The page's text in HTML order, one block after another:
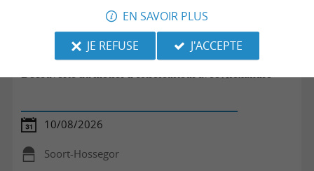
Découverte du métier d'ostréiculteur avec Alexandre
10/08/2026
Soort-Hossegor
EN SAVOIR PLUS
JE REFUSE
J'ACCEPTE